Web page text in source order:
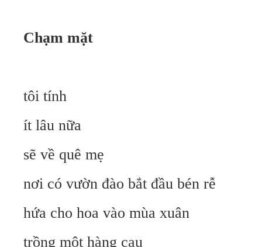
Chạm mặt
tôi tính
ít lâu nữa
sẽ về quê mẹ
nơi có vườn đào bắt đầu bén rễ
hứa cho hoa vào mùa xuân
trồng một hàng cau